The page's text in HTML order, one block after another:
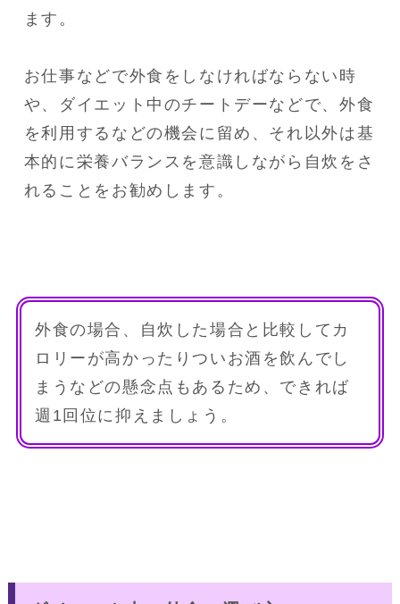
ます。
お仕事などで外食をしなければならない時
や、ダイエット中のチートデーなどで、外食
を利用するなどの機会に留め、それ以外は基
本的に栄養バランスを意識しながら自炊をさ
れることをお勧めします。
外食の場合、自炊した場合と比較してカ
ロリーが高かったりついお酒を飲んでし
まうなどの懸念点もあるため、できれば
週1回位に抑えましょう。